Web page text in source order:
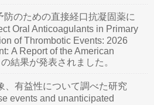
防のための直接経口抗凝固薬に
Oral Anticoagulants in Primary
of Thrombotic Events: 2026
A Report of the American
結果が発表されました。
、有益性について調べた研究
events and unanticipated